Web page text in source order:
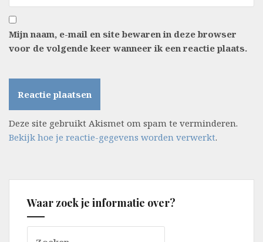
Mijn naam, e-mail en site bewaren in deze browser
voor de volgende keer wanneer ik een reactie plaats.
Deze site gebruikt Akismet om spam te verminderen.
Bekijk hoe je reactie-gegevens worden verwerkt.
Waar zoek je informatie over?